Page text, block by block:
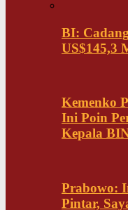
BI:
US$145,3
Kemenko
Ini Poin
Kepala
Prabowo:
Pintar,